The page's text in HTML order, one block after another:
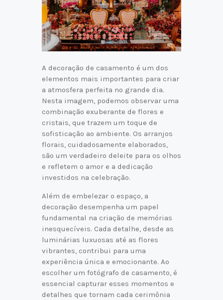
A decoração de casamento é um dos
elementos mais importantes para criar
a atmosfera perfeita no grande dia.
Nesta imagem, podemos observar uma
combinação exuberante de flores e
cristais, que trazem um toque de
sofisticação ao ambiente. Os arranjos
florais, cuidadosamente elaborados,
são um verdadeiro deleite para os olhos
e refletem o amor e a dedicação
investidos na celebração.
Além de embelezar o espaço, a
decoração desempenha um papel
fundamental na criação de memórias
inesquecíveis. Cada detalhe, desde as
luminárias luxuosas até as flores
vibrantes, contribui para uma
experiência única e emocionante. Ao
escolher um fotógrafo de casamento, é
essencial capturar esses momentos e
detalhes que tornam cada cerimônia